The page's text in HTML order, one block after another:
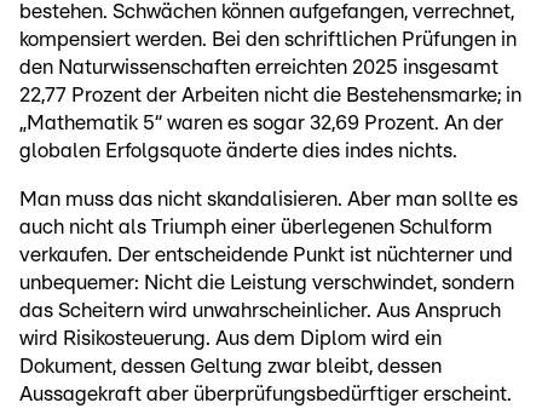
bestehen. Schwächen können aufgefangen, verrechnet,
kompensiert werden. Bei den schriftlichen Prüfungen in
den Naturwissenschaften erreichten 2025 insgesamt
22,77 Prozent der Arbeiten nicht die Bestehensmarke; in
„Mathematik 5“ waren es sogar 32,69 Prozent. An der
globalen Erfolgsquote änderte dies indes nichts.
Man muss das nicht skandalisieren. Aber man sollte es
auch nicht als Triumph einer überlegenen Schulform
verkaufen. Der entscheidende Punkt ist nüchterner und
unbequemer: Nicht die Leistung verschwindet, sondern
das Scheitern wird unwahrscheinlicher. Aus Anspruch
wird Risikosteuerung. Aus dem Diplom wird ein
Dokument, dessen Geltung zwar bleibt, dessen
Aussagekraft aber überprüfungsbedürftiger erscheint.